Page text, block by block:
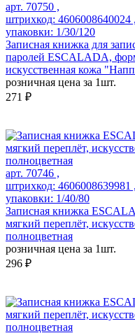
арт. 70750 ,
штрихкод: 4606008640024 ,
упаковки: 1/30/120
Записная книжка для
паролей ESCALADA,
искусственная кожа
розничная цена за 1шт.
271 ₽
арт. 70746 ,
штрихкод: 4606008639981 ,
упаковки: 1/40/80
Записная книжка
мягкий переплёт,
полноцветная
розничная цена за 1шт.
296 ₽